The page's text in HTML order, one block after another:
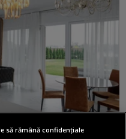
să rămână confidențiale